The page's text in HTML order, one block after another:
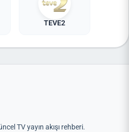
TEVE2
TV yayın akışı rehberi.